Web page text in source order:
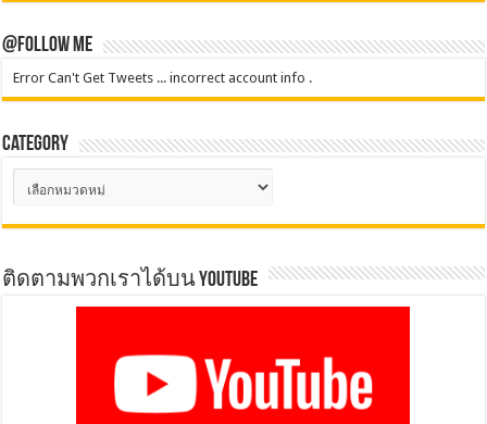
@Follow Me
Error Can't Get Tweets ... incorrect account info .
Category
Category
ติดตามพวกเราได้บน YOUTUBE